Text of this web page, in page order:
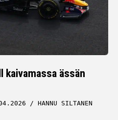
kaivamassa ässän
HANNU SILTANEN